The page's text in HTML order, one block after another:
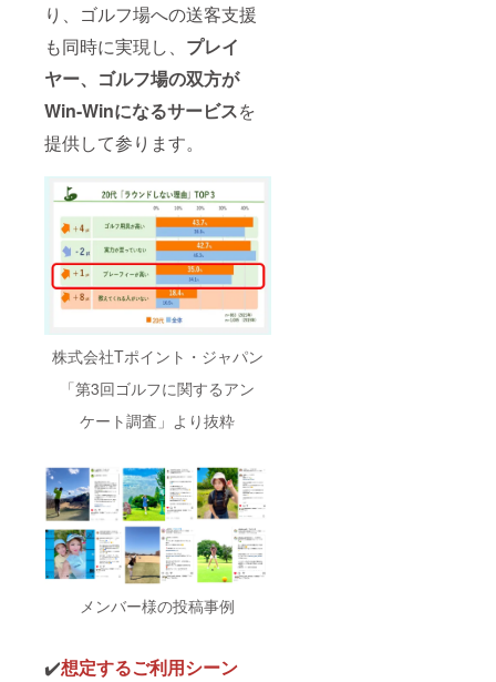
り、ゴルフ場への送客支援
も同時に実現し、 プレイ
ヤー、ゴルフ場の双方が
Win-Winになるサービスを
提供して参ります。
株式会社Tポイント・ジャパン
「第3回ゴルフに関するアン
ケート調査」より抜粋
メンバー様の投稿事例
✔️想定するご利用シーン